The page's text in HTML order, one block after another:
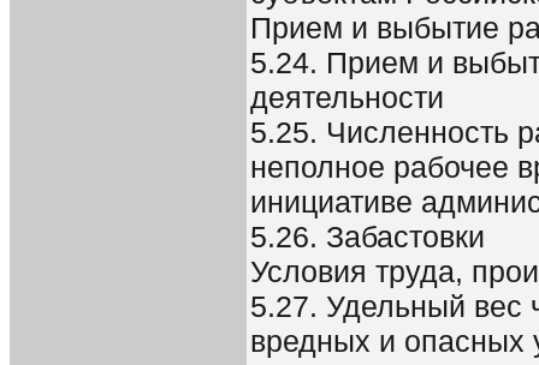
Прием и выбытие
5.24. Прием и
деятельности
5.25. Численность
неполное рабочее
инициативе
5.26. Забастовки
Условия труда,
5.27. Удельный вес
вредных и опасных